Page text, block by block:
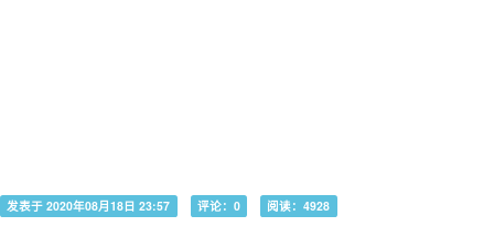
发表于 2020年08月18日 23:57 评论：0 阅读：4928